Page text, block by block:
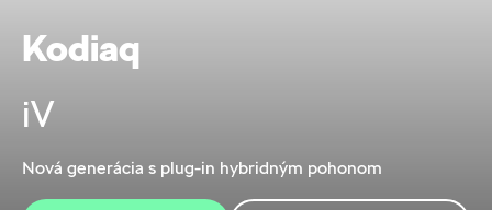
Kodiaq
iV
Nová generácia s plug-in hybridným pohonom